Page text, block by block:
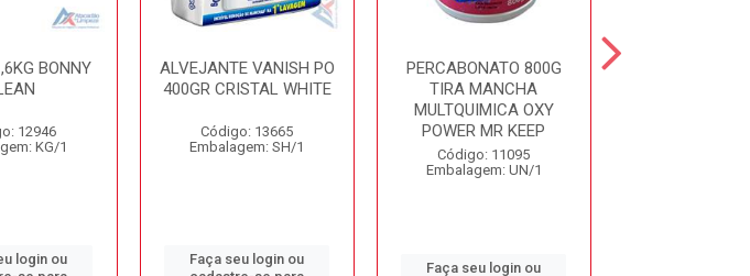
BONNY
12946
KG/1
login ou
ALVEJANTE VANISH PO
400GR CRISTAL WHITE
Código: 13665
Embalagem: SH/1
Faça seu login ou
PERCABONATO 800G
TIRA MANCHA
MULTQUIMICA OXY
POWER MR KEEP
Código: 11095
Embalagem: UN/1
Faça seu login ou